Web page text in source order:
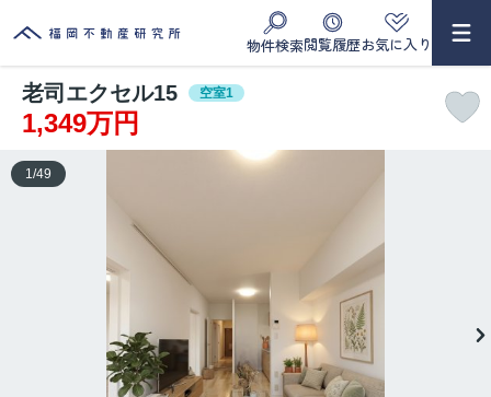
物件検索閲覧履歴お気に入り
老司エクセル15 空室1
1,349万円
1 /49